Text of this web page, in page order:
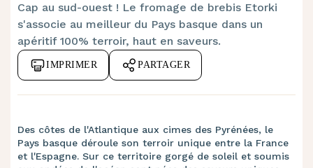
Cap au sud-ouest ! Le fromage de brebis Etorki
s'associe au meilleur du Pays basque dans un
apéritif 100% terroir, haut en saveurs.
IMPRIMER PARTAGER
Des côtes de l'Atlantique aux cimes des Pyrénées, le
Pays basque déroule son terroir unique entre la France
et l'Espagne. Sur ce territoire gorgé de soleil et soumis